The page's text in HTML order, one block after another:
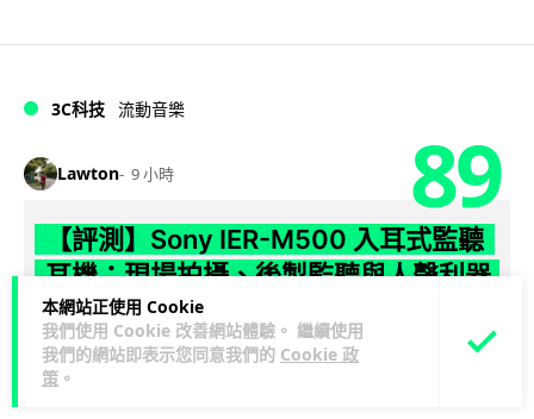
本網站正使用 Cookie
我們使用 Cookie 改善網站體驗。 繼續使用
我們的網站即表示您同意我們的 Cookie 政
策 。
3C科技 流動音樂
Lawton 9 小時 89
【評測】Sony IER-M500 入耳式監聽
耳機：現場拍攝、後製監聽與人聲利器
談到專業混音專用的聲音監聽耳機，Sony 經典 MDR-7506 到
MDR-M1 專業錄音室耳機都為人熟悉。而現在舞台製作者與創
意影像製作...